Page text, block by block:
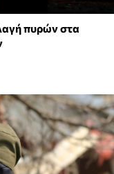
πυρών στα